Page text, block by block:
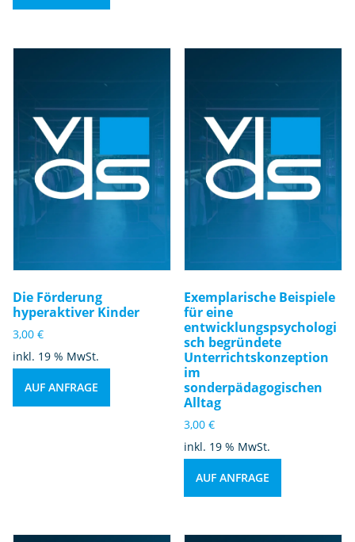
Die Förderung
hyperaktiver Kinder
3,00 €
inkl. 19 % MwSt.
AUF ANFRAGE
Exemplarische Beispiele
für eine
entwicklungspsychologi
sch begründete
Unterrichtskonzeption
im
sonderpädagogischen
Alltag
3,00€
inkl. 19 % MwSt.
AUF ANFRAGE